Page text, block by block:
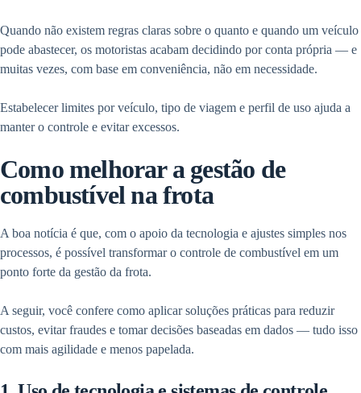
Quando não existem regras claras sobre o quanto e quando um veículo
pode abastecer, os motoristas acabam decidindo por conta própria — e
muitas vezes, com base em conveniência, não em necessidade.
Estabelecer limites por veículo, tipo de viagem e perfil de uso ajuda a
manter o controle e evitar excessos.
Como melhorar a gestão de
combustível na frota
A boa notícia é que, com o apoio da tecnologia e ajustes simples nos
processos, é possível transformar o controle de combustível em um
ponto forte da gestão da frota.
A seguir, você confere como aplicar soluções práticas para reduzir
custos, evitar fraudes e tomar decisões baseadas em dados — tudo isso
com mais agilidade e menos papelada.